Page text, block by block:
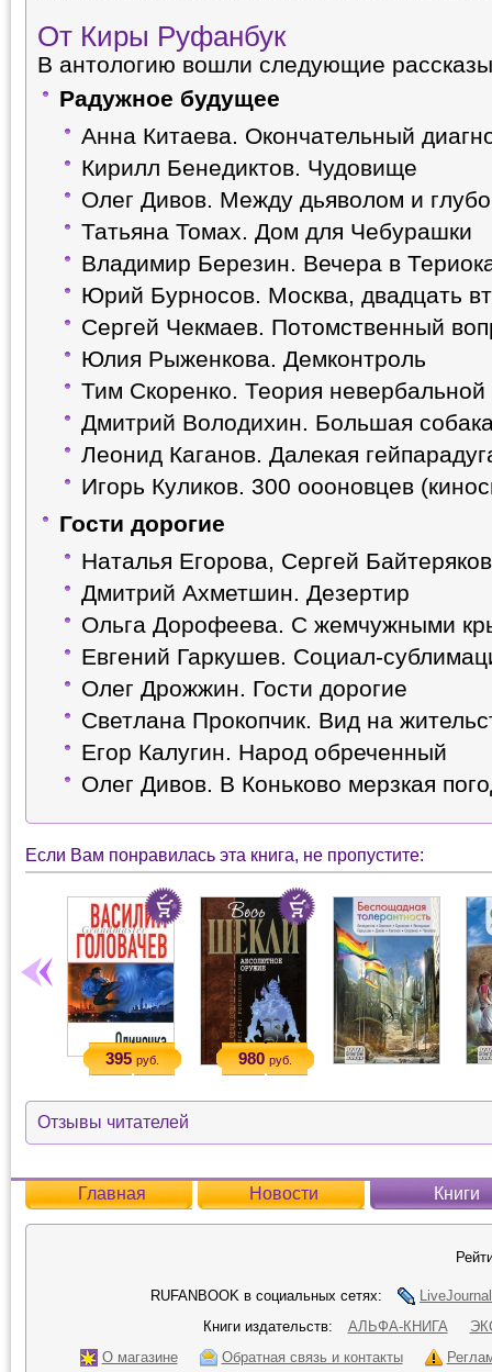
От Киры Руфанбук
В антологию вошли следующие
Радужное будущее
Анна Китаева. Окончательный
Кирилл Бенедиктов. Чудовище
Олег Дивов. Между дьяволом и
Татьяна Томах. Дом для Чебурашки
Владимир Березин. Вечера в
Юрий Бурносов. Москва, двадцать
Сергей Чекмаев. Потомственный
Юлия Рыженкова. Демконтроль
Тим Скоренко. Теория невербальной
Дмитрий Володихин. Большая
Леонид Каганов. Далекая
Игорь Куликов. 300 оооновцев
Гости дорогие
Наталья Егорова, Сергей
Дмитрий Ахметшин. Дезертир
Ольга Дорофеева. С жемчужными
Евгений Гаркушев. Социал-
Олег Дрожжин. Гости дорогие
Светлана Прокопчик. Вид на
Егор Калугин. Народ обреченный
Олег Дивов. В Коньково мерзкая
Если Вам понравилась эта книга, не пропустите:
395 руб. 980 руб.
Отзывы читателей
Главная Новости Книги
RUFANBOOK в социальных сетях:
LiveJournal
Книги издательств:
АЛЬФА-КНИГА
О магазине
Обратная связь и контакты